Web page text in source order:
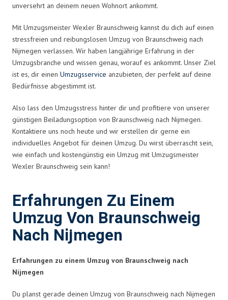
unversehrt an deinem neuen Wohnort ankommt.
Mit Umzugsmeister Wexler Braunschweig kannst du dich auf einen
stressfreien und reibungslosen Umzug von Braunschweig nach
Nijmegen verlassen. Wir haben langjährige Erfahrung in der
Umzugsbranche und wissen genau, worauf es ankommt. Unser Ziel
ist es, dir einen Umzugsservice anzubieten, der perfekt auf deine
Bedürfnisse abgestimmt ist.
Also lass den Umzugsstress hinter dir und profitiere von unserer
günstigen Beiladungsoption von Braunschweig nach Nijmegen.
Kontaktiere uns noch heute und wir erstellen dir gerne ein
individuelles Angebot für deinen Umzug. Du wirst überrascht sein,
wie einfach und kostengünstig ein Umzug mit Umzugsmeister
Wexler Braunschweig sein kann!
Erfahrungen Zu Einem
Umzug Von Braunschweig
Nach Nijmegen
Erfahrungen zu einem Umzug von Braunschweig nach
Nijmegen
Du planst gerade deinen Umzug von Braunschweig nach Nijmegen